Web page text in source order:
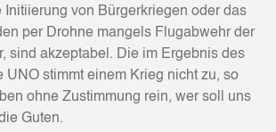
Initiierung von Bürgerkriegen oder das
per Drohne mangels Flugabwehr der
sind akzeptabel. Die im Ergebnis des
UNO stimmt einem Krieg nicht zu, so
ohne Zustimmung rein, wer soll uns
Guten.